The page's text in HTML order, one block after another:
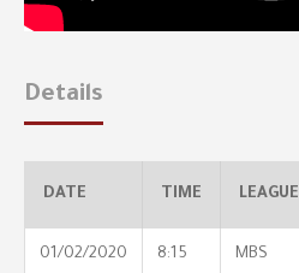
Details
DATE TIME LEAGUE
01/02/2020
8:15
MBS